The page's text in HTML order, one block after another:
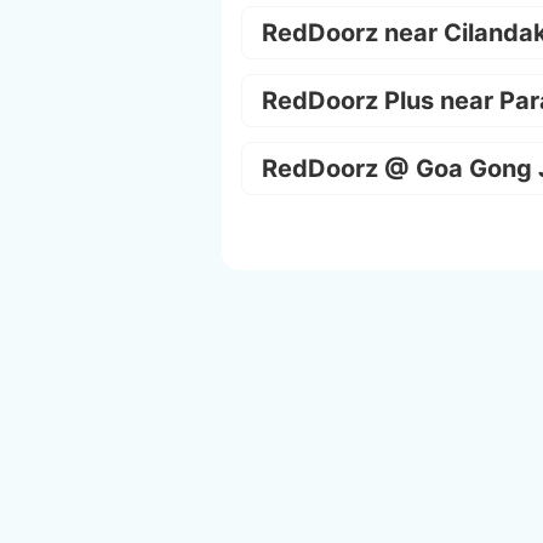
RedDoorz near
RedDoorz Plus near
RedDoorz @ Goa